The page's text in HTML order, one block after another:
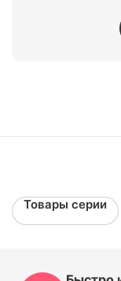
Товары серии